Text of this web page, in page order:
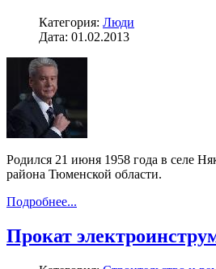
Категория: Люди
Дата: 01.02.2013
Родился 21 июня 1958 года в селе
района Тюменской области.
Подробнее...
Прокат